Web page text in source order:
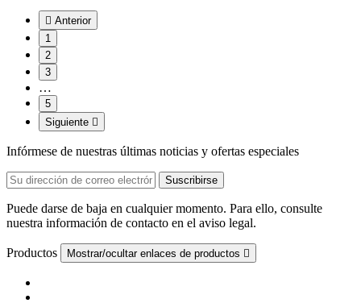
 Anterior
1
2
3
…
5
Siguiente 
Infórmese de nuestras últimas noticias y ofertas especiales
Puede darse de baja en cualquier momento. Para ello, consulte
nuestra información de contacto en el aviso legal.
Productos Mostrar/ocultar enlaces de productos 